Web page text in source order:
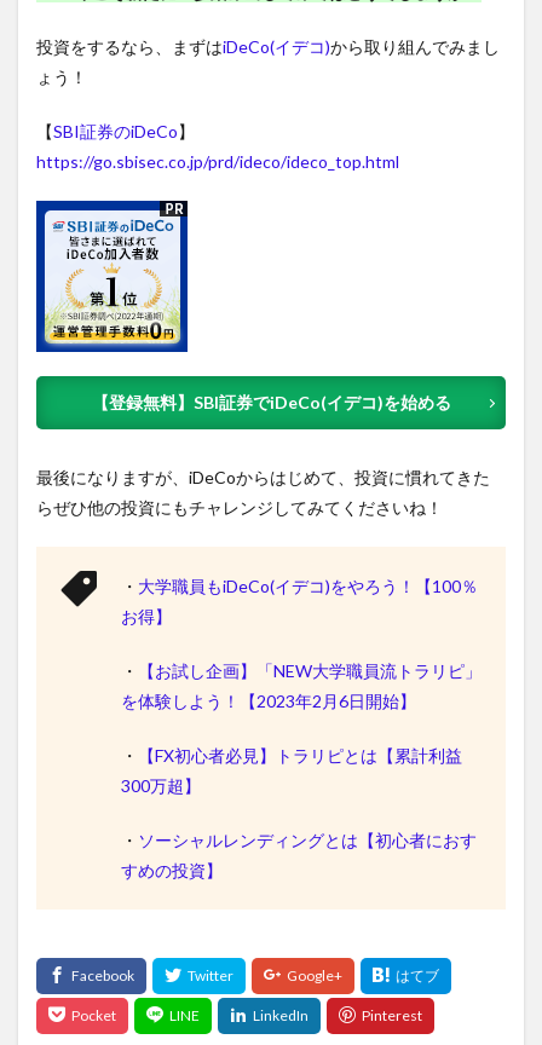
投資をするなら、まずはiDeCo(イデコ)から取り組んでみまし
ょう！
【SBI証券のiDeCo】
https://go.sbisec.co.jp/prd/ideco/ideco_top.html
【登録無料】SBI証券でiDeCo(イデコ)を始める
最後になりますが、iDeCoからはじめて、投資に慣れてきた
らぜひ他の投資にもチャレンジしてみてくださいね！
・ 大学職員もiDeCo(イデコ)をやろう！【100％
お得】
・
【お試し企画】「NEW大学職員流トラリピ」
を体験しよう！【2023年2月6日開始】
・
【FX初心者必見】トラリピとは【累計利益
300万超】
・ ソーシャルレンディングとは【初心者におす
すめの投資】